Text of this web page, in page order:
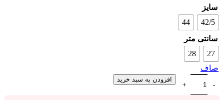
سایز
42/5
44
سانتی متر
27
28
صاف
افزودن به سبد خرید